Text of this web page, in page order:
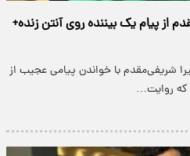
از پیام یک بیننده روی آنتن زنده+
شریفی‌مقدم با خواندن پیامی عجیب از
که روایت…